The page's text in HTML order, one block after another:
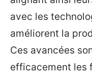
avec les
améliorent la
Ces avancées
efficacement les